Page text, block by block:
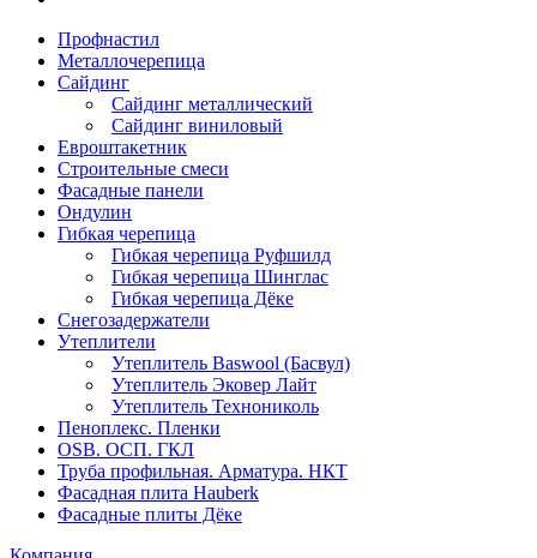
Профнастил
Металлочерепица
Сайдинг
Сайдинг металлический
Сайдинг виниловый
Евроштакетник
Строительные смеси
Фасадные панели
Ондулин
Гибкая черепица
Гибкая черепица Руфшилд
Гибкая черепица Шинглас
Гибкая черепица Дёке
Снегозадержатели
Утеплители
Утеплитель Baswool (Басвул)
Утеплитель Эковер Лайт
Утеплитель Технониколь
Пеноплекс. Пленки
OSB. ОСП. ГКЛ
Труба профильная. Арматура. НКТ
Фасадная плита Hauberk
Фасадные плиты Дёке